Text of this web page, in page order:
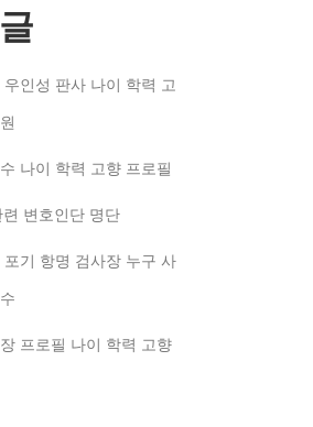
인성 판사 나이 학력 고
나이 학력 고향 프로필
변호인단 명단
기 항명 검사장 누구 사
프로필 나이 학력 고향